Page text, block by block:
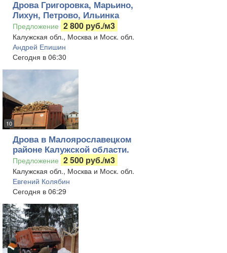
Дрова Григоровка, Марьино,
Лихун, Петрово, Ильинка
Предложение 2 800 руб./м3
Калужская обл., Москва и Моск. обл.
Андрей Епишин
Сегодня в 06:30
10
Дрова в Малоярославецком
районе Калужской области.
Предложение 2 500 руб./м3
Калужская обл., Москва и Моск. обл.
Евгений Колябин
Сегодня в 06:29